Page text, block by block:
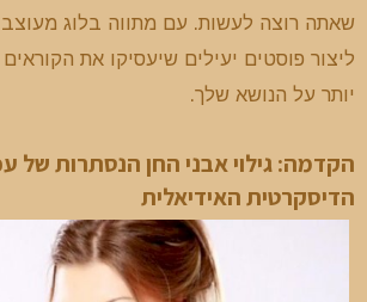
שאתה רוצה לעשות. עם מתווה בלוג
ליצור פוסטים יעילים שיעסיקו את
יותר על הנושא שלך.
הקדמה: גילוי אבני החן הנסתרות של
הדיסקרטית האידיאלית